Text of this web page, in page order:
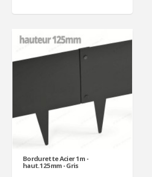
Bordurette Acier 1m -
haut.125mm - Gris